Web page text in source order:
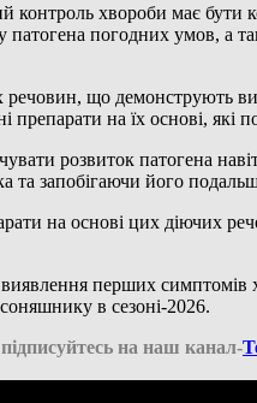
хвороби має бути
патогена погодних умов, а
що демонструють
препарати на їх основі,
розвиток патогена
та запобігаючи його
на основі цих діючих
перших
в сезоні-2026.
на наш канал-